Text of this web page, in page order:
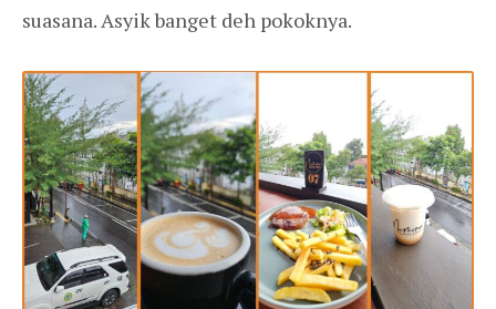
suasana. Asyik banget deh pokoknya.